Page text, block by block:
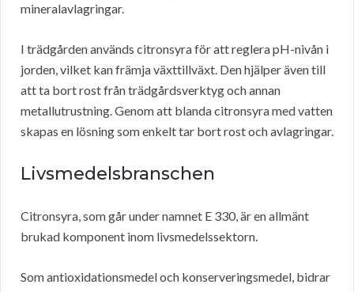
mineralavlagringar.
I trädgården används citronsyra för att reglera pH-nivån i
jorden, vilket kan främja växttillväxt. Den hjälper även till
att ta bort rost från trädgårdsverktyg och annan
metallutrustning. Genom att blanda citronsyra med vatten
skapas en lösning som enkelt tar bort rost och avlagringar.
Livsmedelsbranschen
Citronsyra, som går under namnet E 330, är en allmänt
brukad komponent inom livsmedelssektorn.
Som antioxidationsmedel och konserveringsmedel, bidrar